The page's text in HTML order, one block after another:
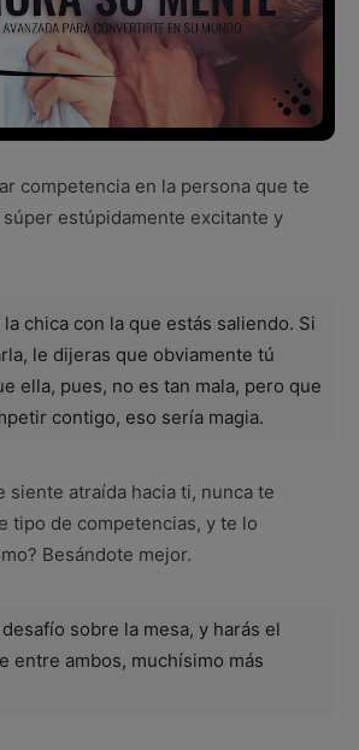
competencia en la persona que te
estúpidamente excitante y
chica con la que estás saliendo. Si
le dijeras que obviamente tú
ella, pues, no es tan mala, pero que
contigo, eso sería magia.
siente atraída hacia ti, nunca te
tipo de competencias, y te lo
Besándote mejor.
sobre la mesa, y harás el
entre ambos, muchísimo más